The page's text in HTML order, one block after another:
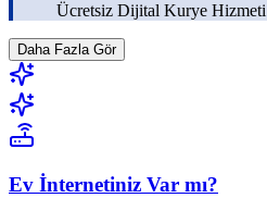
Ücretsiz Dijital Kurye Hizmeti
Daha Fazla Gör
Ev İnternetiniz Var mı?